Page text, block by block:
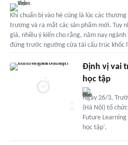
Khi chuẩn bị vào hè cũng là lúc các
trương và ra mắt các sản phẩm mới. Tuy
giá, nhiều ý kiến cho rằng, năm nay
đứng trước ngưỡng cửa tái cấu trúc khốc
Định vị vai
học tập
Ngày 26/3,
(Hà Nội) tổ
Future
học tập'.